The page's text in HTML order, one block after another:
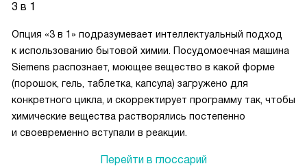
3 в 1
Опция «3 в 1» подразумевает интеллектуальный подход
к использованию бытовой химии. Посудомоечная машина
Siemens распознает, моющее вещество в какой форме
(порошок, гель, таблетка, капсула) загружено для
конкретного цикла, и скорректирует программу так, чтобы
химические вещества растворялись постепенно
и своевременно вступали в реакции.
Перейти в глоссарий